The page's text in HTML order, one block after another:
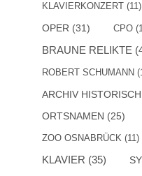
KLAVIERKONZERT (11)
OPER (31) CPO
BRAUNE RELIKTE
ROBERT SCHUMANN
ARCHIV
ORTSNAMEN (25)
ZOO OSNABRÜCK (11)
KLAVIER (35)